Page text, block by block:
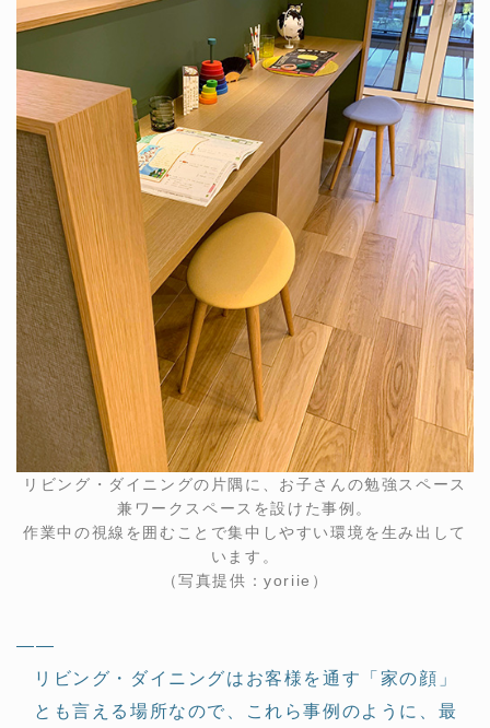
リビング・ダイニングの片隅に、お子さんの勉強スペース
兼ワークスペースを設けた事例。
作業中の視線を囲むことで集中しやすい環境を生み出して
います。
（写真提供：yoriie）
——
リビング・ダイニングはお客様を通す「家の顔」
とも言える場所なので、これら事例のように、最